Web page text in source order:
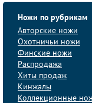
Ножи по рубрикам
Авторские ножи
Охотничьи ножи
Финские ножи
Распродажа
Хиты продаж
Кинжалы
Коллекционные